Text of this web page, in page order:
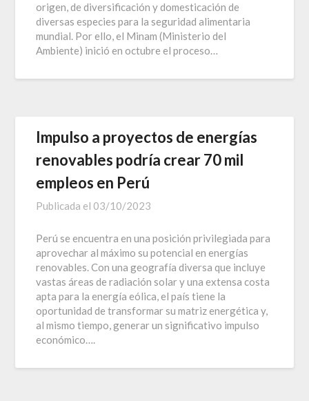
origen, de diversificación y domesticación de
diversas especies para la seguridad alimentaria
mundial. Por ello, el Minam (Ministerio del
Ambiente) inició en octubre el proceso…
Impulso a proyectos de energías
renovables podría crear 70 mil
empleos en Perú
Publicada el 03/10/2023
Perú se encuentra en una posición privilegiada para
aprovechar al máximo su potencial en energías
renovables. Con una geografía diversa que incluye
vastas áreas de radiación solar y una extensa costa
apta para la energía eólica, el país tiene la
oportunidad de transformar su matriz energética y,
al mismo tiempo, generar un significativo impulso
económico….